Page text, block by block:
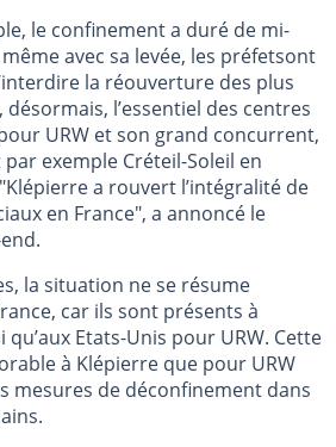
le confinement a duré de mi-
avec sa levée, les préfetsont
la réouverture des plus
l’essentiel des centres
URW et son grand concurrent,
exemple Créteil-Soleil en
a rouvert l’intégralité de
en France", a annoncé le
la situation ne se résume
car ils sont présents à
qu’aux Etats-Unis pour URW. Cette
à Klépierre que pour URW
mesures de déconfinement dans